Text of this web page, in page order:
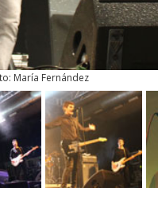
María Fernández